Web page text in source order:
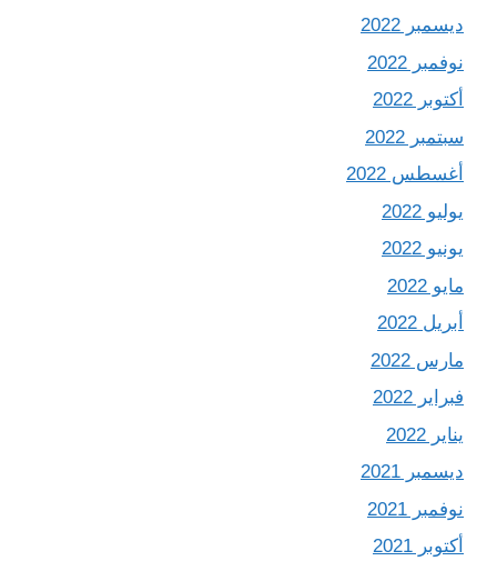
ديسمبر 2022
نوفمبر 2022
أكتوبر 2022
سبتمبر 2022
أغسطس 2022
يوليو 2022
يونيو 2022
مايو 2022
أبريل 2022
مارس 2022
فبراير 2022
يناير 2022
ديسمبر 2021
نوفمبر 2021
أكتوبر 2021